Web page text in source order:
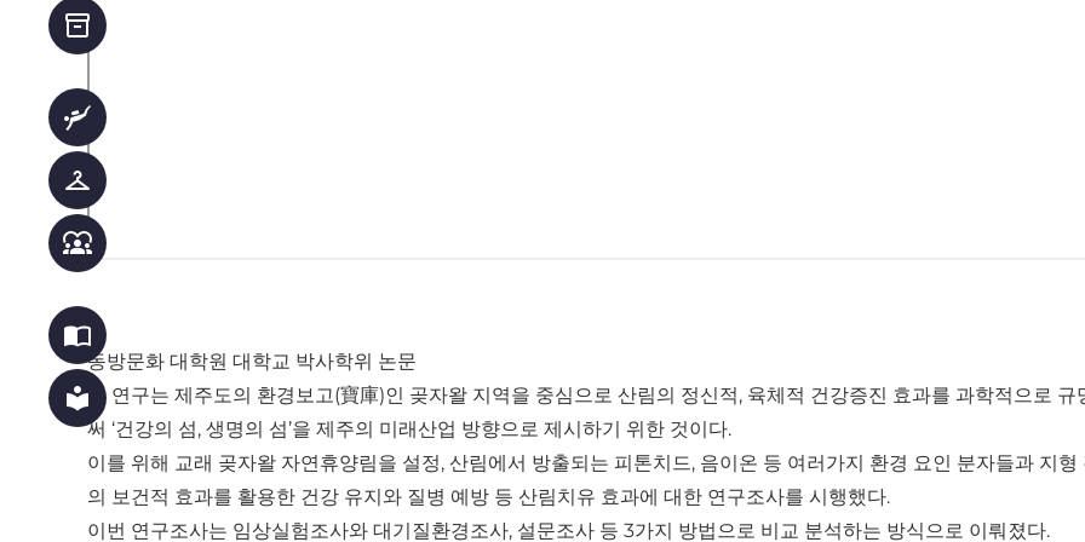
inventory_2
scuba_diving
checkroom
diversity_1
import_contacts
local_library
동방문화 대학원 대학교 박사학위 논문
본 연구는 제주도의 환경보고(寶庫)인 곶자왈 지역을 중심으로 산림의 정신적, 육체적 건강증진 효과를 과학적으로 규
써 ‘건강의 섬, 생명의 섬’을 제주의 미래산업 방향으로 제시하기 위한 것이다.
이를 위해 교래 곶자왈 자연휴양림을 설정, 산림에서 방출되는 피톤치드, 음이온 등 여러가지 환경 요인 분자들과 지형
의 보건적 효과를 활용한 건강 유지와 질병 예방 등 산림치유 효과에 대한 연구조사를 시행했다.
이번 연구조사는 임상실험조사와 대기질환경조사, 설문조사 등 3가지 방법으로 비교 분석하는 방식으로 이뤄졌다.